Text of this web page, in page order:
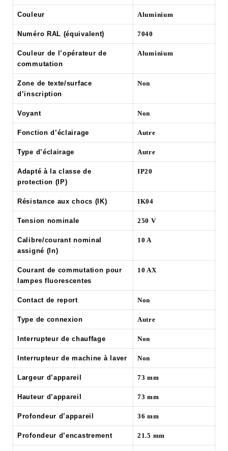
Couleur Aluminium
Numéro RAL (équivalent) 7040
Couleur de l’opérateur de
commutation
Aluminium
Zone de texte/surface
d’inscription
Non
Voyant Non
Fonction d’éclairage Autre
Type d’éclairage Autre
Adapté à la classe de
protection (IP)
IP20
Résistance aux chocs (IK) IK04
Tension nominale 250 V
Calibre/courant nominal
assigné (In)
10 A
Courant de commutation pour
lampes fluorescentes
10 AX
Contact de report Non
Type de connexion Autre
Interrupteur de chauffage Non
Interrupteur de machine à laver Non
Largeur d’appareil 73 mm
Hauteur d’appareil 73 mm
Profondeur d’appareil 36 mm
Profondeur d’encastrement 21.5 mm